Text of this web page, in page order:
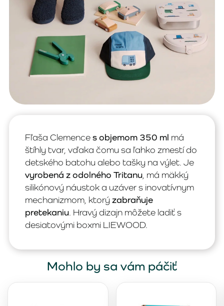
Fľaša Clemences objemom 350 ml má
štíhly tvar, vďaka čomu sa ľahko zmestí do
detského batohu alebo tašky na výlet. Je
vyrobená z odolného Tritanu , má mäkký
silikónový náustok a uzáver s inovatívnym
mechanizmom, ktorý zabraňuje
pretekaniu. Hravý dizajn môžete ladiť s
desiatovými boxmi LIEWOOD.
Mohlo by sa vám páčiť